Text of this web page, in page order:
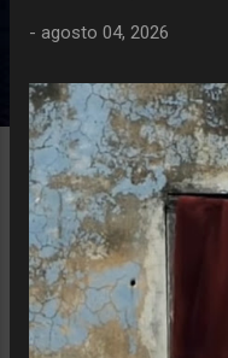
- agosto 04, 2026